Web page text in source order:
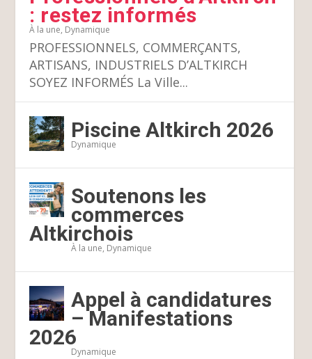
: restez informés
À la une, Dynamique
PROFESSIONNELS, COMMERÇANTS,
ARTISANS, INDUSTRIELS D’ALTKIRCH
SOYEZ INFORMÉS La Ville...
Piscine Altkirch 2026
Dynamique
Soutenons les
commerces
Altkirchois
À la une, Dynamique
Appel à candidatures
– Manifestations
2026
Dynamique